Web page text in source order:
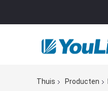
Thuis Producten